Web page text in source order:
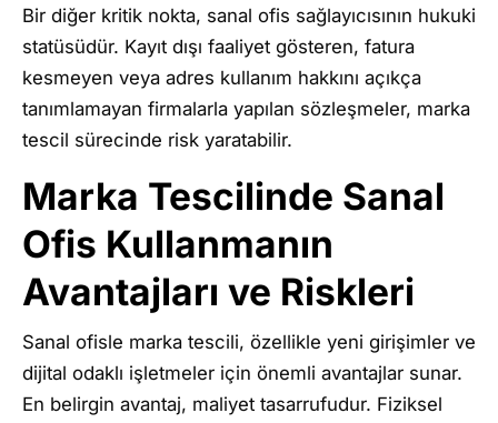
Bir diğer kritik nokta, sanal ofis sağlayıcısının hukuki
statüsüdür. Kayıt dışı faaliyet gösteren, fatura
kesmeyen veya adres kullanım hakkını açıkça
tanımlamayan firmalarla yapılan sözleşmeler, marka
tescil sürecinde risk yaratabilir.
Marka Tescilinde Sanal
Ofis Kullanmanın
Avantajları ve Riskleri
Sanal ofisle marka tescili, özellikle yeni girişimler ve
dijital odaklı işletmeler için önemli avantajlar sunar.
En belirgin avantaj, maliyet tasarrufudur. Fiziksel